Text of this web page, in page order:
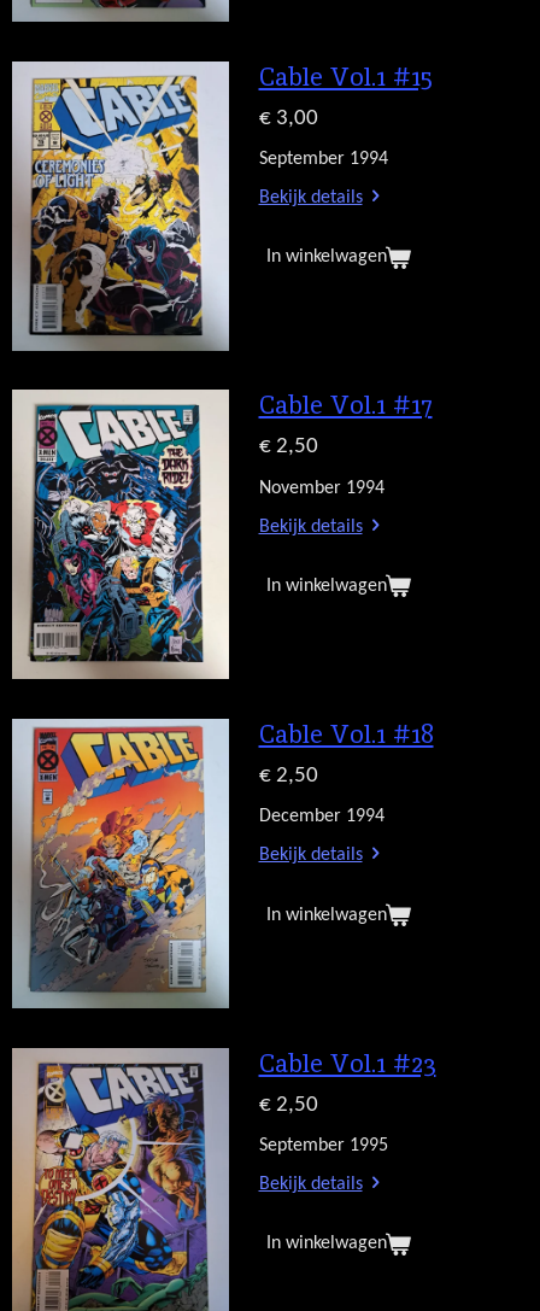
Cable Vol.1 #15
€ 3,00
September 1994
Bekijk details
In winkelwagen
Cable Vol.1 #17
€ 2,50
November 1994
Bekijk details
In winkelwagen
Cable Vol.1 #18
€ 2,50
December 1994
Bekijk details
In winkelwagen
Cable Vol.1 #23
€ 2,50
September 1995
Bekijk details
In winkelwagen